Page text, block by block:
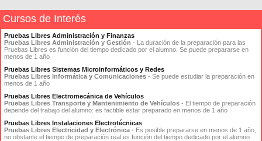
Cursos de Interés
Pruebas Libres Administración y Finanzas
Pruebas Libres Administración y Gestión - La duración de la preparación para las
Pruebas Libres es función del tiempo dedicado por el alumno. Se puede prepararse en
menos de 1 año
Pruebas Libres Sistemas Microinformáticos y Redes
Pruebas Libres Informática y Comunicaciones - Se puede estudiar la preparación en
menos de 1 año
Pruebas Libres Electromecánica de Vehículos
Pruebas Libres Transporte y Mantenimiento de Vehículos - El tiempo de preparación
depende del trabajo del alumno: es factible estar preparado en menos de 1 año
Pruebas Libres Instalaciones Electrotécnicas
Pruebas Libres Electricidad y Electrónica - Es posible prepararse en menos de 1 año,
no obstante el tiempo de preparación real es función del tiempo dedicado por el alumno